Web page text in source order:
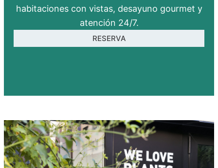
habitaciones con vistas, desayuno gourmet y
atención 24/7.
RESERVA